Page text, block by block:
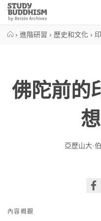
Close
Study
Buddhism
› 進階研習 › 歷史和文化 ›
佛陀前的
亞歷山大·
內容概觀